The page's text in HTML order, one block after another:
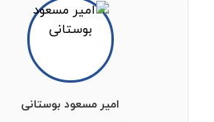
زبان انگلیسی پیشرفته
زبان انگلیسی فشردهامیر مسعود بوستانی